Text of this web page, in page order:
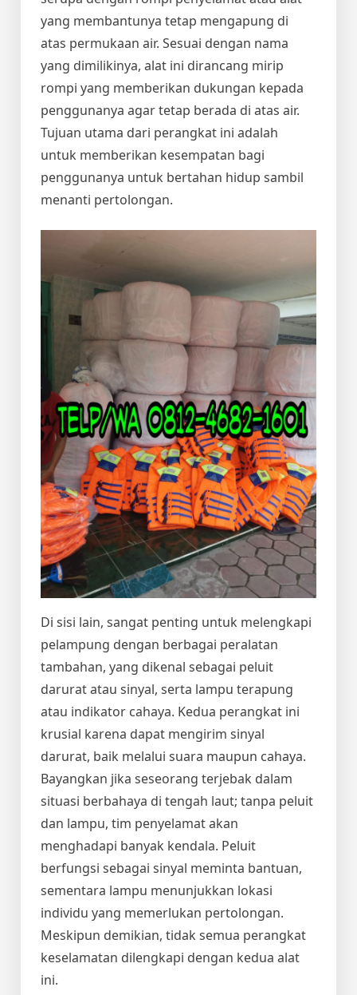
yang membantunya tetap mengapung di
atas permukaan air. Sesuai dengan nama
yang dimilikinya, alat ini dirancang mirip
rompi yang memberikan dukungan kepada
penggunanya agar tetap berada di atas air.
Tujuan utama dari perangkat ini adalah
untuk memberikan kesempatan bagi
penggunanya untuk bertahan hidup sambil
menanti pertolongan.
Di sisi lain, sangat penting untuk melengkapi
pelampung dengan berbagai peralatan
tambahan, yang dikenal sebagai peluit
darurat atau sinyal, serta lampu terapung
atau indikator cahaya. Kedua perangkat ini
krusial karena dapat mengirim sinyal
darurat, baik melalui suara maupun cahaya.
Bayangkan jika seseorang terjebak dalam
situasi berbahaya di tengah laut; tanpa peluit
dan lampu, tim penyelamat akan
menghadapi banyak kendala. Peluit
berfungsi sebagai sinyal meminta bantuan,
sementara lampu menunjukkan lokasi
individu yang memerlukan pertolongan.
Meskipun demikian, tidak semua perangkat
keselamatan dilengkapi dengan kedua alat
ini.